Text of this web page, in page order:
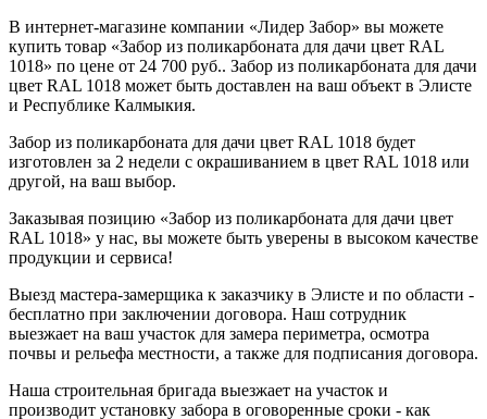
В интернет-магазине компании «Лидер Забор» вы можете
купить товар «Забор из поликарбоната для дачи цвет RAL
1018» по цене от 24 700 руб.. Забор из поликарбоната для дачи
цвет RAL 1018 может быть доставлен на ваш объект в Элисте
и Республике Калмыкия.
Забор из поликарбоната для дачи цвет RAL 1018 будет
изготовлен за 2 недели с окрашиванием в цвет RAL 1018 или
другой, на ваш выбор.
Заказывая позицию «Забор из поликарбоната для дачи цвет
RAL 1018» у нас, вы можете быть уверены в высоком качестве
продукции и сервиса!
Выезд мастера-замерщика к заказчику в Элисте и по области -
бесплатно при заключении договора. Наш сотрудник
выезжает на ваш участок для замера периметра, осмотра
почвы и рельефа местности, а также для подписания договора.
Наша строительная бригада выезжает на участок и
производит установку забора в оговоренные сроки - как